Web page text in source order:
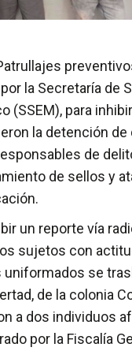
la Secretaría de
(SSEM), para
la detención
de
de sellos y
un reporte vía
sujetos con
se
de la colonia
a dos individuos
por la Fiscalía